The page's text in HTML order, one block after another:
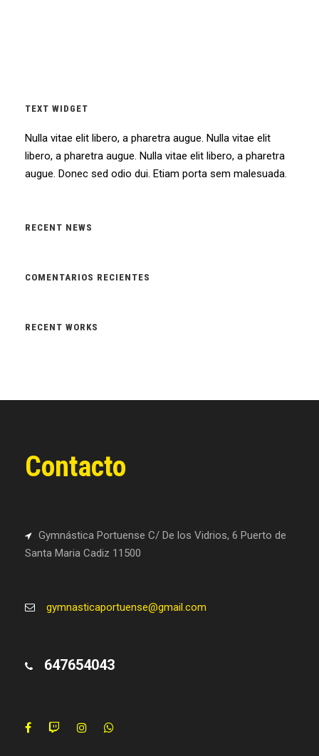
TEXT WIDGET
Nulla vitae elit libero, a pharetra augue. Nulla vitae elit
libero, a pharetra augue. Nulla vitae elit libero, a pharetra
augue. Donec sed odio dui. Etiam porta sem malesuada.
RECENT NEWS
COMENTARIOS RECIENTES
RECENT WORKS
Contacto
Gymnástica Portuense C/ De los Vidrios, 6 Puerto de
Santa Maria Cadiz 11500
gymnasticaportuense@gmail.com
647654043